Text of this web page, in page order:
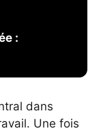
:
dans
Une fois